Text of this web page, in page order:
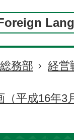
総務部
経営
（平成16年3